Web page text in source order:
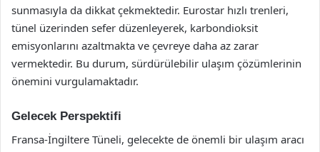
sunmasıyla da dikkat çekmektedir. Eurostar hızlı trenleri,
tünel üzerinden sefer düzenleyerek, karbondioksit
emisyonlarını azaltmakta ve çevreye daha az zarar
vermektedir. Bu durum, sürdürülebilir ulaşım çözümlerinin
önemini vurgulamaktadır.
Gelecek Perspektifi
Fransa-İngiltere Tüneli, gelecekte de önemli bir ulaşım aracı